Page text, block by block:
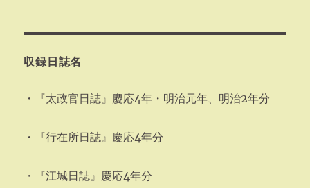
収録日誌名
・『太政官日誌』慶応4年・明治元年、明治2年分
・『行在所日誌』慶応4年分
・『江城日誌』慶応4年分